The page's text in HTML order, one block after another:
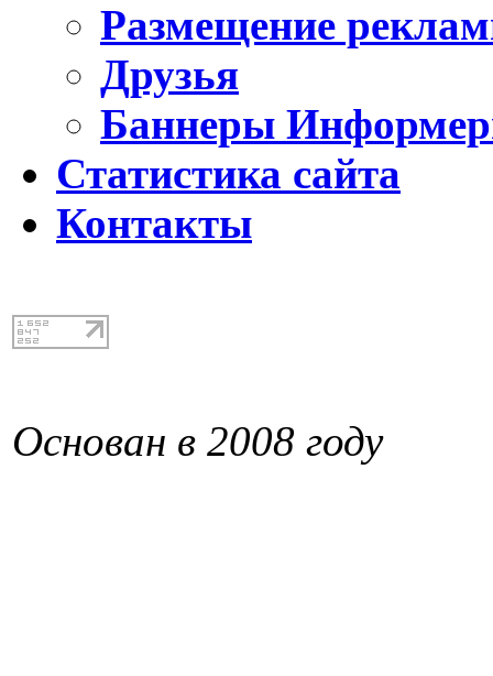
Размещение
Друзья
Баннеры
Статистика сайта
Контакты
Основан в 2008 году